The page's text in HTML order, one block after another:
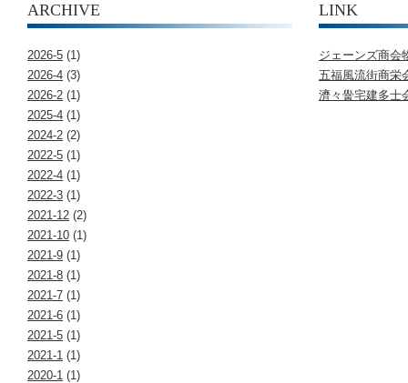
ARCHIVE
2026-5 (1)
2026-4 (3)
2026-2 (1)
2025-4 (1)
2024-2 (2)
2022-5 (1)
2022-4 (1)
2022-3 (1)
2021-12 (2)
2021-10 (1)
2021-9 (1)
2021-8 (1)
2021-7 (1)
2021-6 (1)
2021-5 (1)
2021-1 (1)
2020-1 (1)
LINK
ジェーンズ商会
五福風流街商栄
濟々黌宅建多士